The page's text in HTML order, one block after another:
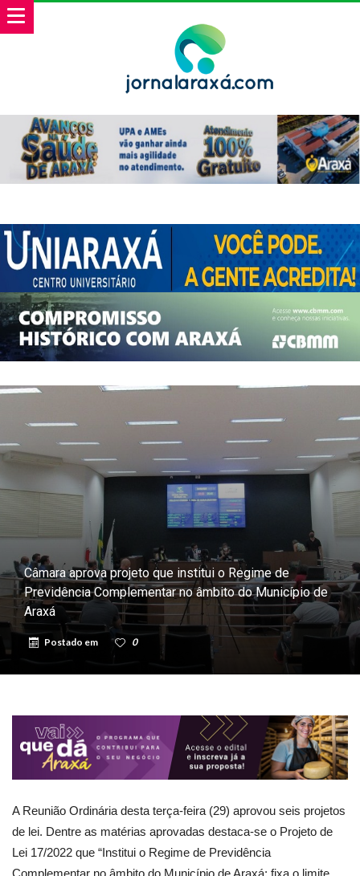
Câmara aprova projeto que institui o Regime de
Previdência Complementar no âmbito do Município de
Araxá
Postado em 0
A Reunião Ordinária desta terça-feira (29) aprovou seis projetos
de lei. Dentre as matérias aprovadas destaca-se o Projeto de
Lei 17/2022 que “Institui o Regime de Previdência
Complementar no âmbito do Município de Araxá; fixa o limite